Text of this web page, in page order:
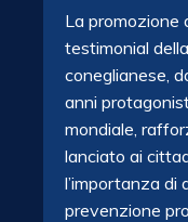
La promozione
testimonial
coneglianese,
anni
mondiale,
lanciato ai
l’importanza di
prevenzione